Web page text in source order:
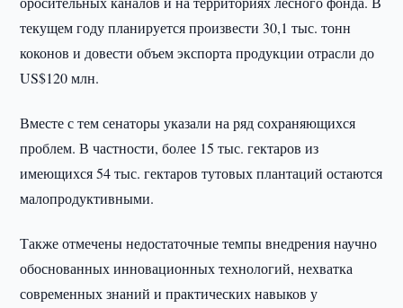
текущем году планируется произвести 30,1 тыс. тонн
коконов и довести объем экспорта продукции отрасли до
US$120 млн.
Вместе с тем сенаторы указали на ряд сохраняющихся
проблем. В частности, более 15 тыс. гектаров из
имеющихся 54 тыс. гектаров тутовых плантаций остаются
малопродуктивными.
Также отмечены недостаточные темпы внедрения научно
обоснованных инновационных технологий, нехватка
современных знаний и практических навыков у